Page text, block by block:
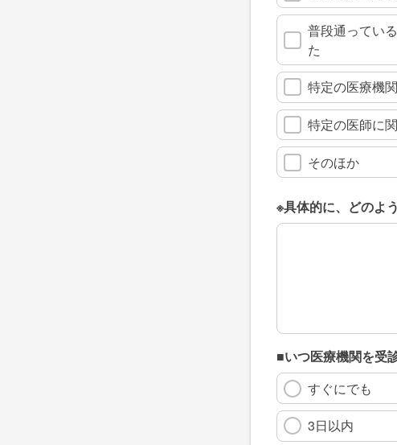
普段通ってい
た
特定の医療機
特定の医師に
そのほか
※具体的に、どのよ
※具体的に、どのよ
■いつ医療機関を受
すぐにでも
3日以内